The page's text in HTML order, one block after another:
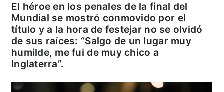
El héroe en los penales de la final del
Mundial se mostró conmovido por el
título y a la hora de festejar no se olvidó
de sus raíces: “Salgo de un lugar muy
humilde, me fui de muy chico a
Inglaterra”.